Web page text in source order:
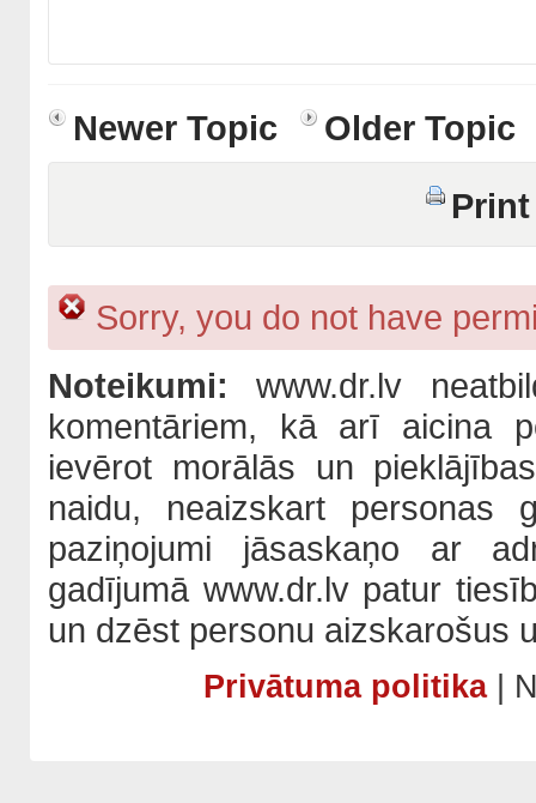
Newer Topic
Older Topic
Sorry, you do not have
Noteikumi:www.dr.lv
komentāriem, kā arī aicina
ievērot morālās un
naidu, neaizskart personas
paziņojumi jāsaskaņo ar
gadījumā www.dr.lv patur
un dzēst personu aizskarošus
Privātuma politika|